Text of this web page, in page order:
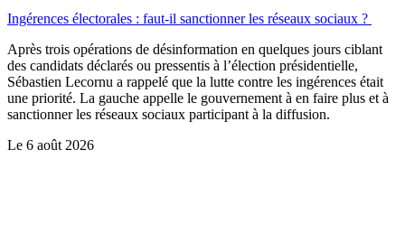
Ingérences électorales : faut-il sanctionner les réseaux sociaux ?
Après trois opérations de désinformation en quelques jours ciblant
des candidats déclarés ou pressentis à l’élection présidentielle,
Sébastien Lecornu a rappelé que la lutte contre les ingérences était
une priorité. La gauche appelle le gouvernement à en faire plus et à
sanctionner les réseaux sociaux participant à la diffusion.
Le 6 août 2026